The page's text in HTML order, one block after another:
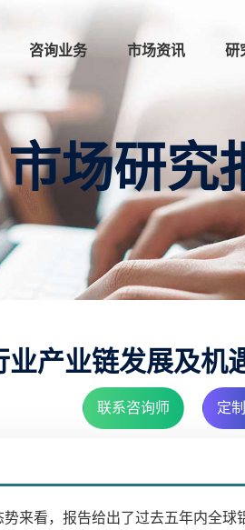
咨询业务 市场资讯 研
场研究
产业链发展及机
联系咨询师 定
来看，报告给出了过去五年内全球